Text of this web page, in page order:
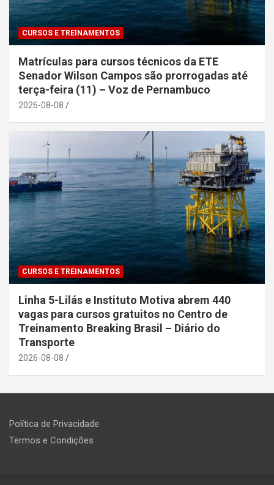
CURSOS E TREINAMENTOS
Matrículas para cursos técnicos da ETE
Senador Wilson Campos são prorrogadas até
terça-feira (11) – Voz de Pernambuco
2026-08-08
CURSOS E TREINAMENTOS
Linha 5-Lilás e Instituto Motiva abrem 440
vagas para cursos gratuitos no Centro de
Treinamento Breaking Brasil – Diário do
Transporte
2026-08-08
Política de Privacidade
Termos e Condições